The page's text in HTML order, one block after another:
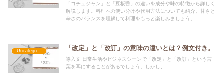
「コチュジャン」と「豆板醤」の違いを成分や味の特徴から詳しく
解説します。料理への使い分けや代用方法についても紹介。甘さと
辛さのバランスを理解して料理をもっと楽しみましょう。
「改定」と「改訂」の意味の違いとは？例文付き。
導入文 日常生活やビジネスシーンで「改定」と「改訂」という言
葉を耳にすることがあるでしょう。しかし、...